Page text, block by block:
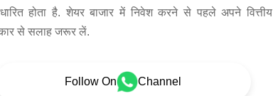
होता है. शेयर बाजार में निवेश करने से पहले अपने वित्तीय
से सलाह जरूर लें.
Follow On Channel